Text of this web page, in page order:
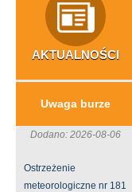
AKTUALNOŚCI
Uwaga burze
Dodano: 2026-08-06
Ostrzeżenie
meteorologiczne nr 181